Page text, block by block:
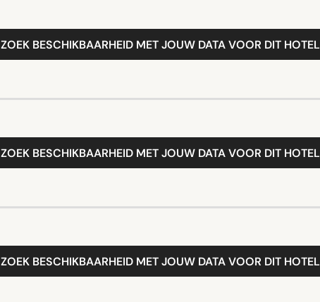
ZOEK BESCHIKBAARHEID MET JOUW DATA VOOR DIT HOTEL
ZOEK BESCHIKBAARHEID MET JOUW DATA VOOR DIT HOTEL
ZOEK BESCHIKBAARHEID MET JOUW DATA VOOR DIT HOTEL